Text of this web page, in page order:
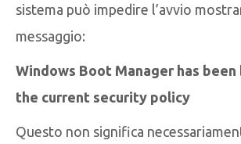
sistema può impedire l’avvio
messaggio:
Windows Boot Manager has
the current security policy
Questo non significa